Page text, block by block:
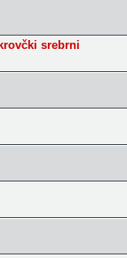
srebrni